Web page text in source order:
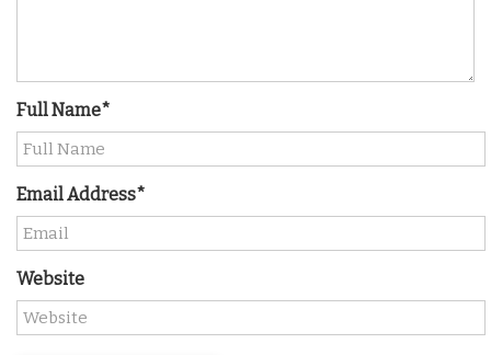
Full Name*
Email Address*
Website